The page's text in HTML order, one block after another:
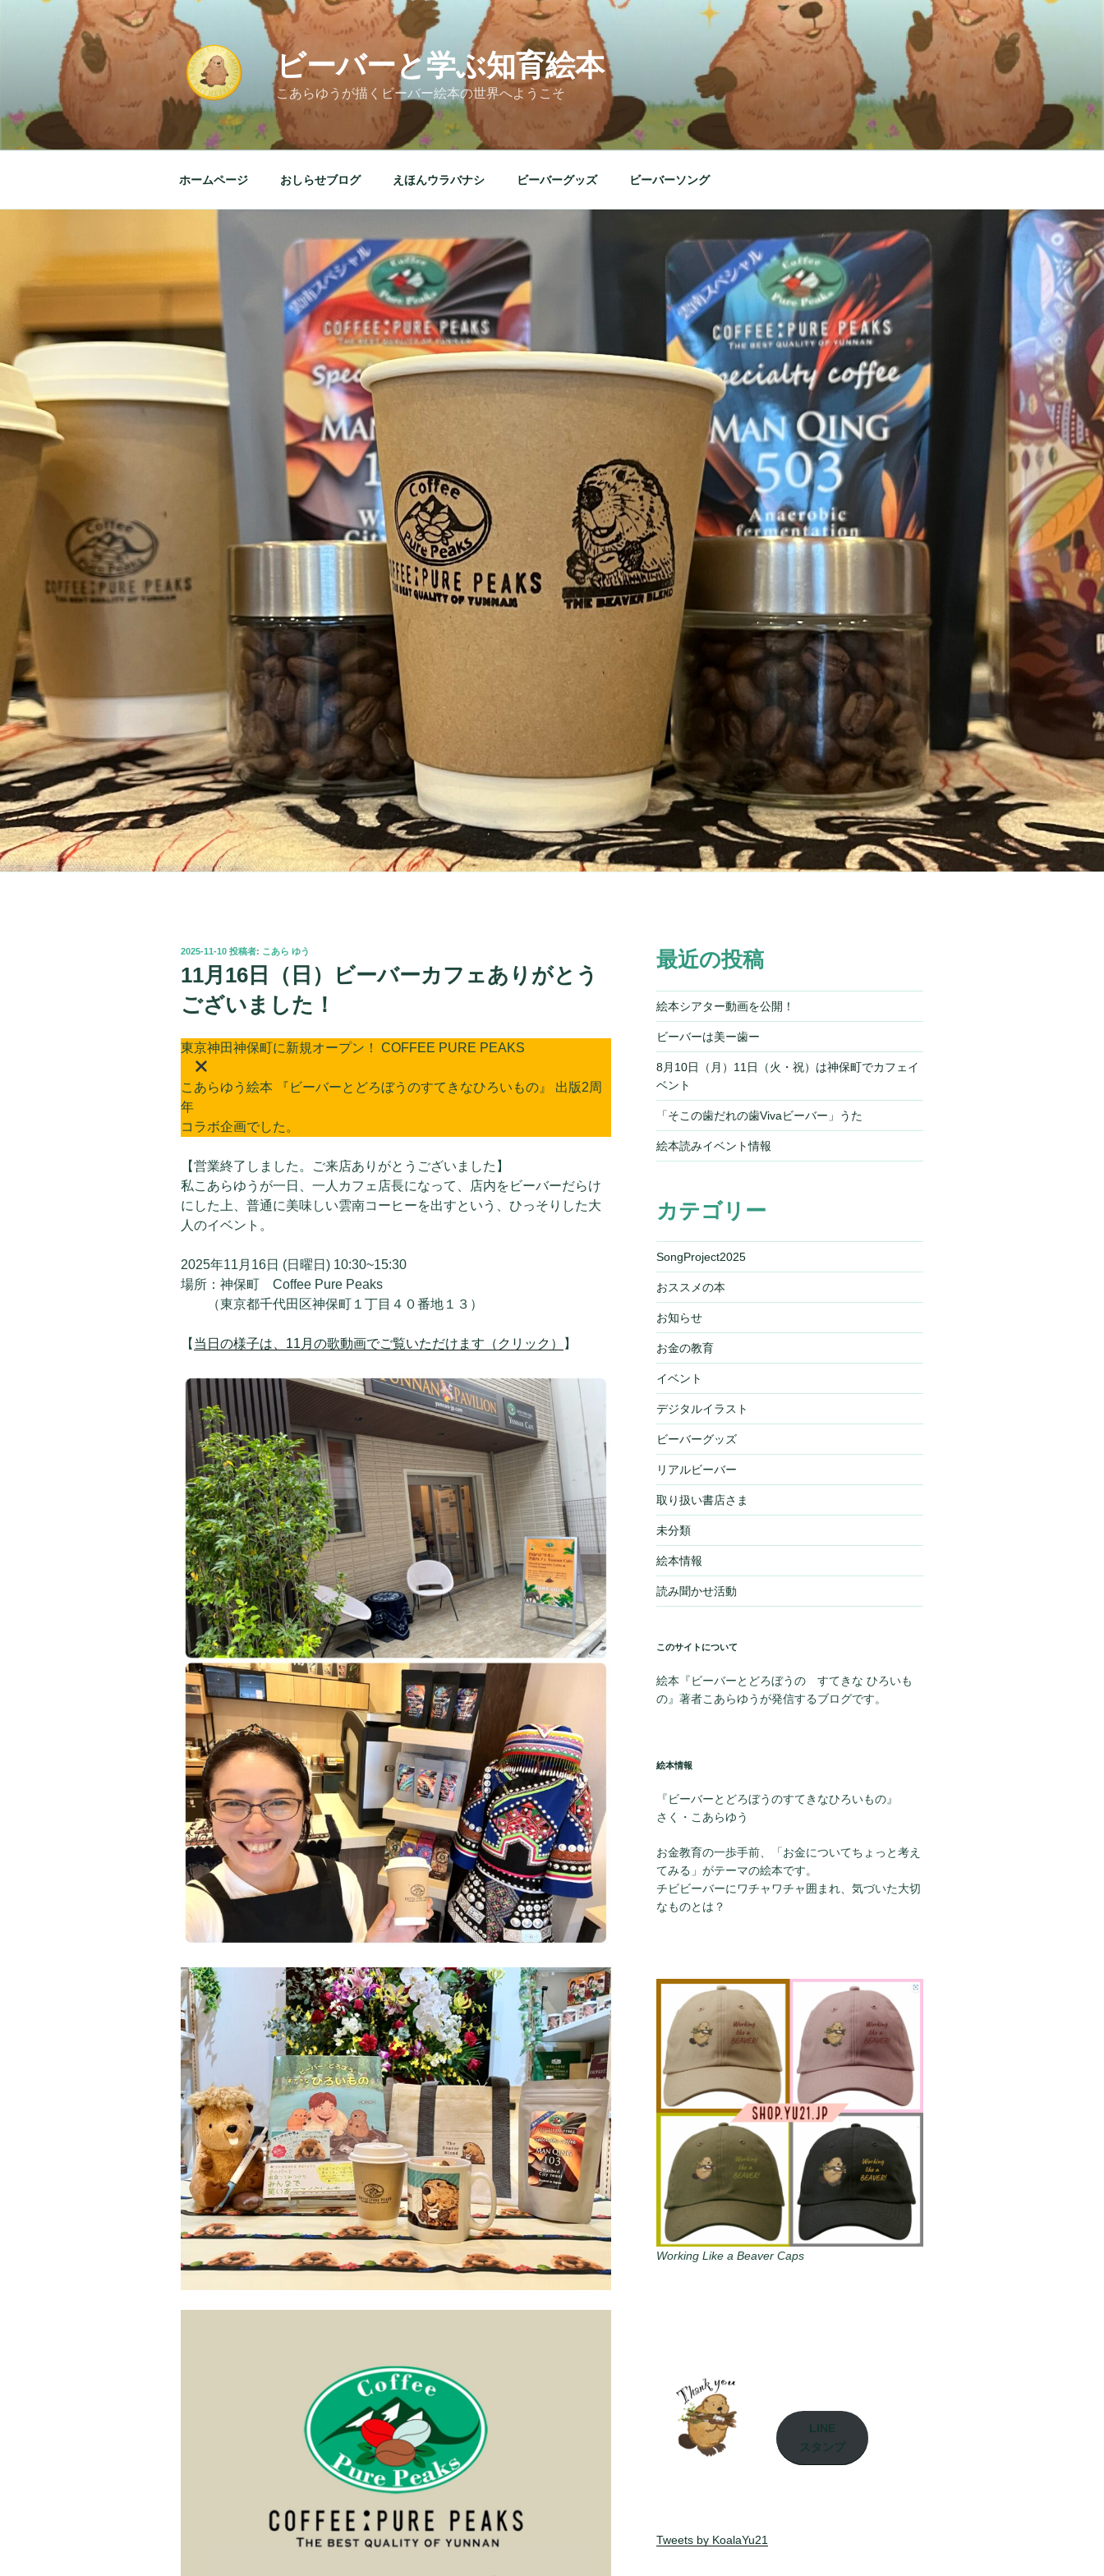
キ
ビーバーと学ぶ知育絵本
こあらゆうが描くビーバー絵本の世界へようこそ
ホームページ おしらせブログ えほんウラバナシ ビーバーグッズ ビーバーソング
投
2025-11-10 投稿者: こあら ゆう
11月16日（日）ビーバーカフェありがとう
ございました！
東京神田神保町に新規オープン！ COFFEE PURE PEAKS
こあらゆう絵本 『ビーバーとどろぼうのすてきなひろいもの』 出版2周
年
コラボ企画でした。
【営業終了しました。ご来店ありがとうございました】
私こあらゆうが一日、一人カフェ店長になって、店内をビーバーだらけ
にした上、普通に美味しい雲南コーヒーを出すという、ひっそりした大
人のイベント。
2025年11月16日 (日曜日) 10:30~15:30
場所：神保町 Coffee Pure Peaks
（東京都千代田区神保町１丁目４０番地１３）
【 当日の様子は、11月の歌動画でご覧いただけます（クリック） 】
最近の投稿
絵本シアター動画を公開！
ビーバーは美ー歯ー
8月10日（月）11日（火・祝）は神保町でカフェイ
ベント
「そこの歯だれの歯Vivaビーバー」うた
絵本読みイベント情報
カテゴリー
SongProject2025
おススメの本
お知らせ
お金の教育
イベント
デジタルイラスト
ビーバーグッズ
リアルビーバー
取り扱い書店さま
未分類
絵本情報
読み聞かせ活動
このサイトについて
絵本『ビーバーとどろぼうの すてきな ひろいも
の』著者こあらゆうが発信するブログです。
絵本情報
『ビーバーとどろぼうのすてきなひろいもの』
さく・こあらゆう
お金教育の一歩手前、「お金についてちょっと考え
てみる」がテーマの絵本です。
チビビーバーにワチャワチャ囲まれ、気づいた大切
なものとは？
Working Like a Beaver Caps
LINE
スタンプ
Tweets by KoalaYu21